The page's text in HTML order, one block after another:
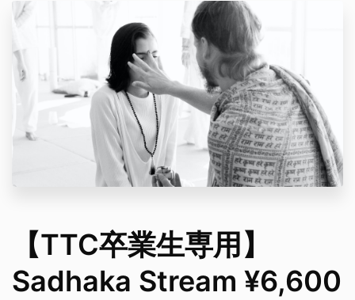
【TTC卒業生専用】
Sadhaka Stream ¥6,600